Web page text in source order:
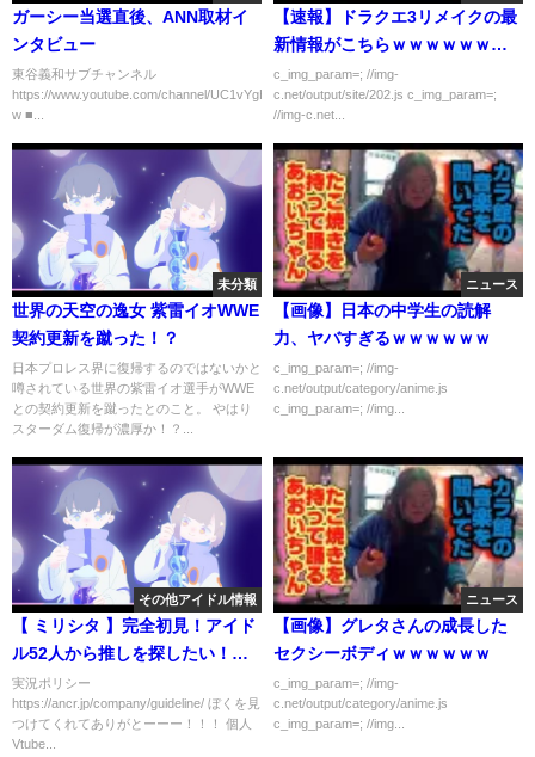
ガーシー当選直後、ANN取材イ
ンタビュー
東谷義和サブチャンネル
https://www.youtube.com/channel/UC1vYgHei6CvL1IzRyuOZ_-
w ■...
【速報】ドラクエ3リメイクの最
新情報がこちらｗｗｗｗｗｗｗ
ｗ
c_img_param=; //img-
c.net/output/site/202.js c_img_param=;
//img-c.net...
未分類
世界の天空の逸女 紫雷イオWWE
契約更新を蹴った！？
日本プロレス界に復帰するのではないかと
噂されている世界の紫雷イオ選手がWWE
との契約更新を蹴ったとのこと。 やはり
スターダム復帰が濃厚か！？...
ニュース
【画像】日本の中学生の読解
力、ヤバすぎるｗｗｗｗｗｗ
c_img_param=; //img-
c.net/output/category/anime.js
c_img_param=; //img...
その他アイドル情報
【 ミリシタ 】完全初見！アイド
ル52人から推しを探したい！【
ゲーム実況 / Vtuber 】
実況ポリシー
https://ancr.jp/company/guideline/ ぼくを見
つけてくれてありがとーーー！！！ 個人
Vtube...
ニュース
【画像】グレタさんの成長した
セクシーボディｗｗｗｗｗｗ
c_img_param=; //img-
c.net/output/category/anime.js
c_img_param=; //img...